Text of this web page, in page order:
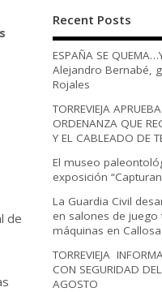
de
Recent Posts
ESPAÑA SE
Alejandro Bernabé,
Rojales
TORREVIEJA
ORDENANZA QUE
Y EL CABLEADO DE
El museo
exposición
La Guardia Civil
en salones de
máquinas en
TORREVIEJA
CON SEGURIDAD
AGOSTO